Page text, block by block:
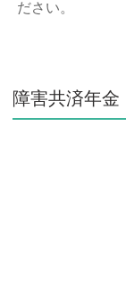
ださい。
障害共済年金